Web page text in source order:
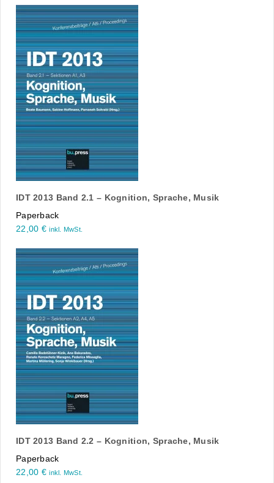
IDT 2013 Band 2.1 – Kognition, Sprache, Musik
Paperback
22,00 € inkl. MwSt.
IDT 2013 Band 2.2 – Kognition, Sprache, Musik
Paperback
22,00 € inkl. MwSt.